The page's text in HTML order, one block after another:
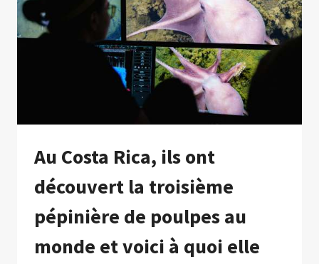
ENREGISTRÉ,
MAIS
MARDI
ÉTAIT
PASSÉ
Au Costa Rica, ils ont
découvert la troisième
pépinière de poulpes au
monde et voici à quoi elle